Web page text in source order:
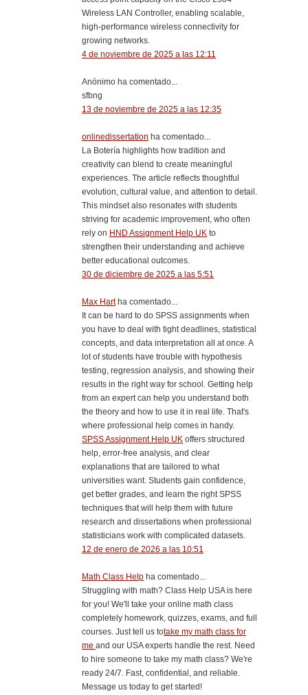
Wireless LAN Controller, enabling scalable,
high-performance wireless connectivity for
growing networks.
4 de noviembre de 2025 a las 12:11
Anónimo ha comentado...
sfbng
13 de noviembre de 2025 a las 12:35
onlinedissertation ha comentado...
La Botería highlights how tradition and
creativity can blend to create meaningful
experiences. The article reflects thoughtful
evolution, cultural value, and attention to detail.
This mindset also resonates with students
striving for academic improvement, who often
rely on HND Assignment Help UK to
strengthen their understanding and achieve
better educational outcomes.
30 de diciembre de 2025 a las 5:51
Max Hartha comentado...
It can be hard to do SPSS assignments when
you have to deal with tight deadlines, statistical
concepts, and data interpretation all at once. A
lot of students have trouble with hypothesis
testing, regression analysis, and showing their
results in the right way for school. Getting help
from an expert can help you understand both
the theory and how to use it in real life. That's
where professional help comes in handy.
SPSS Assignment Help UK offers structured
help, error-free analysis, and clear
explanations that are tailored to what
universities want. Students gain confidence,
get better grades, and learn the right SPSS
techniques that will help them with future
research and dissertations when professional
statisticians work with complicated datasets.
12 de enero de 2026 a las 10:51
Math Class Help ha comentado...
Struggling with math? Class Help USA is here
for you! We'll take your online math class
completely homework, quizzes, exams, and full
courses. Just tell us totake my math class for
me and our USA experts handle the rest. Need
to hire someone to take my math class? We're
ready 24/7. Fast, confidential, and reliable.
Message us today to get started!